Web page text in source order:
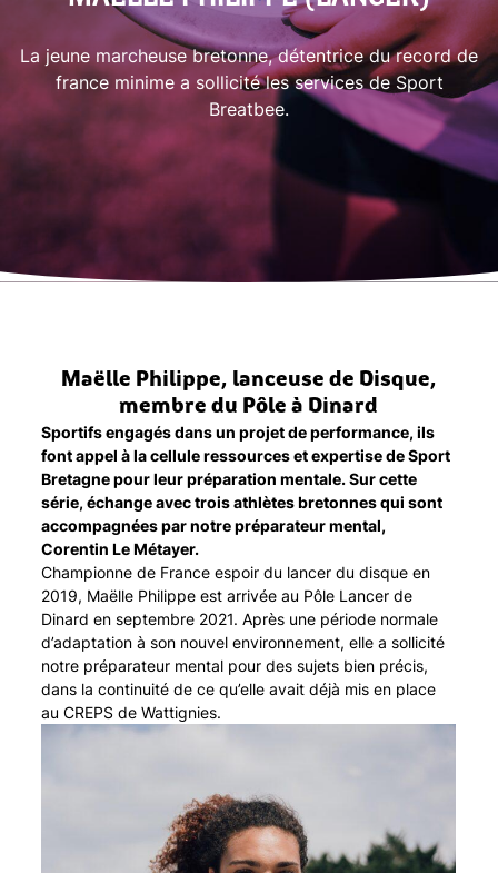
La jeune marcheuse bretonne, détentrice du record de
france minime a sollicité les services de Sport
Breatbee.
Maëlle Philippe, lanceuse de Disque,
membre du Pôle à Dinard
Sportifs engagés dans un projet de performance, ils
font appel à la cellule ressources et expertise de Sport
Bretagne pour leur préparation mentale. Sur cette
série, échange avec trois athlètes bretonnes qui sont
accompagnées par notre préparateur mental,
Corentin Le Métayer.
Championne de France espoir du lancer du disque en
2019, Maëlle Philippe est arrivée au Pôle Lancer de
Dinard en septembre 2021. Après une période normale
d’adaptation à son nouvel environnement, elle a sollicité
notre préparateur mental pour des sujets bien précis,
dans la continuité de ce qu’elle avait déjà mis en place
au CREPS de Wattignies.